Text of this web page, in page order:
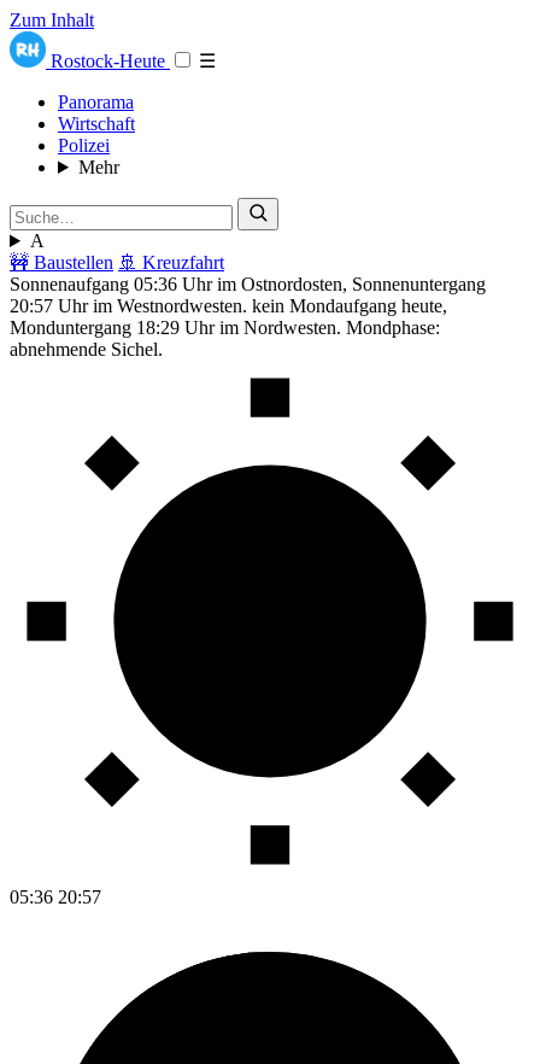
Zum Inhalt
Rostock-Heute
☰
Panorama
Wirtschaft
Polizei
Mehr
A
🚧 Baustellen 🚢 Kreuzfahrt
Sonnenaufgang 05:36 Uhr im Ostnordosten, Sonnenuntergang
20:57 Uhr im Westnordwesten. kein Mondaufgang heute,
Monduntergang 18:29 Uhr im Nordwesten. Mondphase:
abnehmende Sichel.
05:36 20:57